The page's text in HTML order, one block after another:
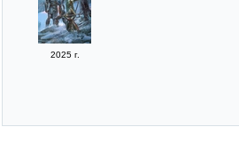
2025 г.